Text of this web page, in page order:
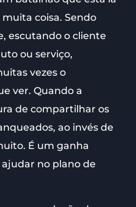
coisa. Sendo
escutando o cliente
ou serviço,
vezes o
ver. Quando a
de compartilhar os
ao invés de
É um ganha
no plano de